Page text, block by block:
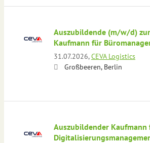
Auszubildende (m/w/d)
Kaufmann für
31.07.2026,CEVA Logistics
Großbeeren, Berlin
Auszubildender Kaufmann